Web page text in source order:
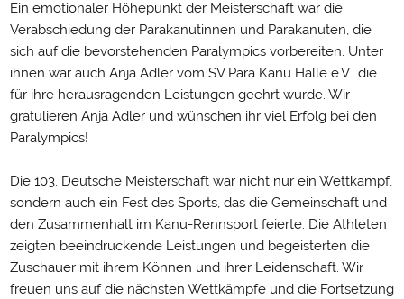
Ein emotionaler Höhepunkt der Meisterschaft war die
Verabschiedung der Parakanutinnen und Parakanuten, die
sich auf die bevorstehenden Paralympics vorbereiten. Unter
ihnen war auch Anja Adler vom SV Para Kanu Halle e.V., die
für ihre herausragenden Leistungen geehrt wurde. Wir
gratulieren Anja Adler und wünschen ihr viel Erfolg bei den
Paralympics!
Die 103. Deutsche Meisterschaft war nicht nur ein Wettkampf,
sondern auch ein Fest des Sports, das die Gemeinschaft und
den Zusammenhalt im Kanu-Rennsport feierte. Die Athleten
zeigten beeindruckende Leistungen und begeisterten die
Zuschauer mit ihrem Können und ihrer Leidenschaft. Wir
freuen uns auf die nächsten Wettkämpfe und die Fortsetzung